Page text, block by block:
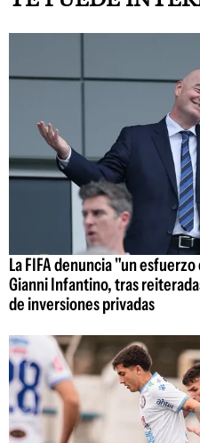
La FIFA denuncia "un
Gianni Infantino, tras
de inversiones privadas